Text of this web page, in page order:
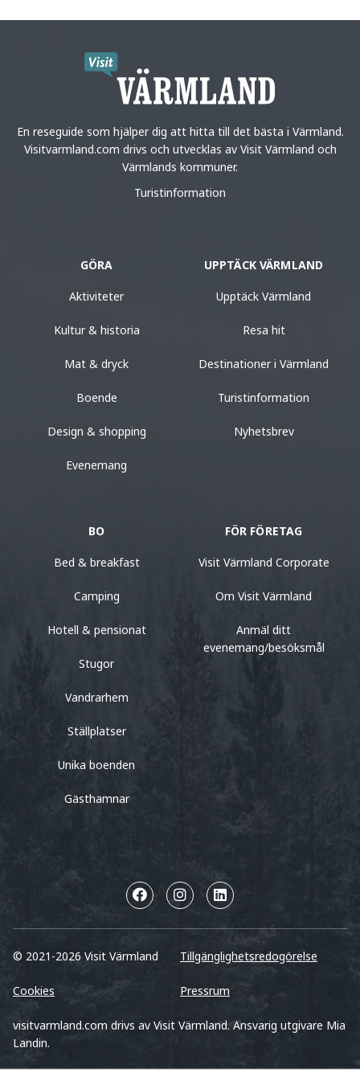
En reseguide som hjälper dig att hitta till det bästa i Värmland.
Visitvarmland.com drivs och utvecklas av Visit Värmland och
Värmlands kommuner.
Turistinformation
GÖRA
Aktiviteter
Kultur & historia
Mat & dryck
Boende
Design & shopping
Evenemang
UPPTÄCK VÄRMLAND
Upptäck Värmland
Resa hit
Destinationer i Värmland
Turistinformation
Nyhetsbrev
BO
Bed & breakfast
Camping
Hotell & pensionat
Stugor
Vandrarhem
Ställplatser
Unika boenden
Gästhamnar
FÖR FÖRETAG
Visit Värmland Corporate
Om Visit Värmland
Anmäl ditt
evenemang/besöksmål
© 2021-2026 Visit Värmland Tillgänglighetsredogörelse
Cookies Pressrum
visitvarmland.com drivs av Visit Värmland. Ansvarig utgivare Mia
Landin.